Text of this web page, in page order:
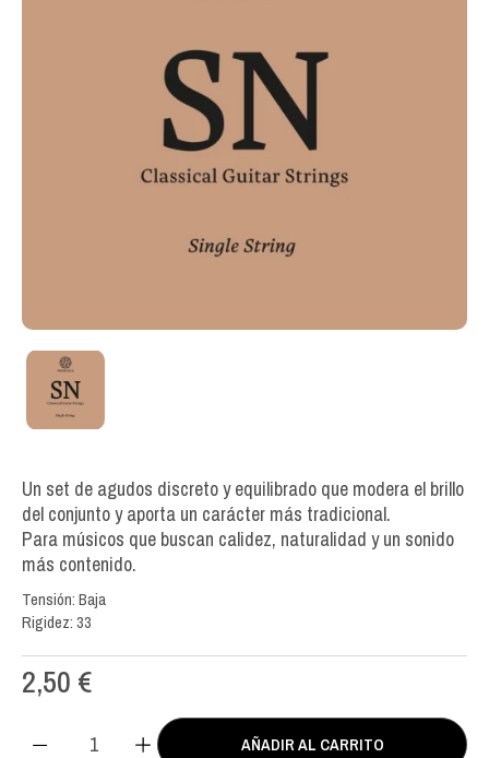
Un set de agudos discreto y equilibrado que modera el brillo
del conjunto y aporta un carácter más tradicional.
Para músicos que buscan calidez, naturalidad y un sonido
más contenido.
Tensión: Baja
Rigidez: 33
2,50 €
AÑADIR AL CARRITO